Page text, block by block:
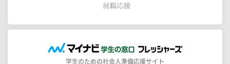
学生のための社会人準備応援サイト